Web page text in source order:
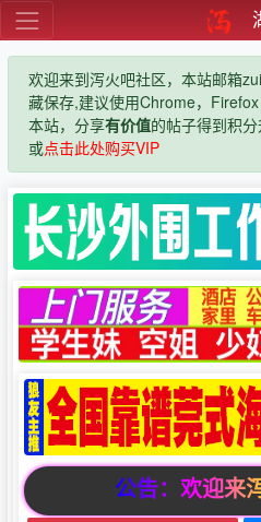
欢迎来到泻火吧社区，本站邮箱
藏保存,建议使用Chrome，
本站，分享有价值的帖子得到积分
或点击此处购买VIP
公告：欢迎来